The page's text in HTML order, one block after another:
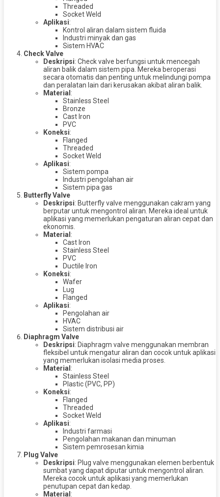
Threaded
Socket Weld
Aplikasi:
Kontrol aliran dalam sistem fluida
Industri minyak dan gas
Sistem HVAC
Check Valve
Deskripsi: Check valve berfungsi untuk mencegah
aliran balik dalam sistem pipa. Mereka beroperasi
secara otomatis dan penting untuk melindungi pompa
dan peralatan lain dari kerusakan akibat aliran balik.
Material :
Stainless Steel
Bronze
Cast Iron
PVC
Koneksi:
Flanged
Threaded
Socket Weld
Aplikasi:
Sistem pompa
Industri pengolahan air
Sistem pipa gas
Butterfly Valve
Deskripsi: Butterfly valve menggunakan cakram yang
berputar untuk mengontrol aliran. Mereka ideal untuk
aplikasi yang memerlukan pengaturan aliran cepat dan
ekonomis.
Material :
Cast Iron
Stainless Steel
PVC
Ductile Iron
Koneksi:
Wafer
Lug
Flanged
Aplikasi:
Pengolahan air
HVAC
Sistem distribusi air
Diaphragm Valve
Deskripsi: Diaphragm valve menggunakan membran
fleksibel untuk mengatur aliran dan cocok untuk aplikasi
yang memerlukan isolasi media proses.
Material :
Stainless Steel
Plastic (PVC, PP)
Koneksi:
Flanged
Threaded
Socket Weld
Aplikasi:
Industri farmasi
Pengolahan makanan dan minuman
Sistem pemrosesan kimia
Plug Valve
Deskripsi: Plug valve menggunakan elemen berbentuk
sumbat yang dapat diputar untuk mengontrol aliran.
Mereka cocok untuk aplikasi yang memerlukan
penutupan cepat dan kedap.
Material :